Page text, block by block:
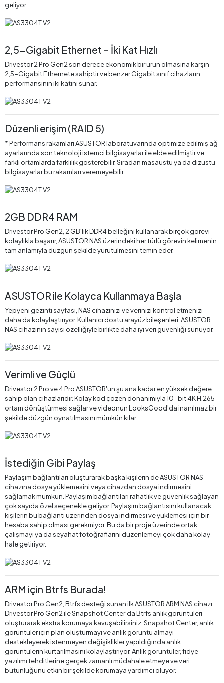
geliyor.
2,5-Gigabit Ethernet – İki Kat Hızlı
Drivestor 2 Pro Gen2 son derece ekonomik bir ürün olmasına karşın
2,5-Gigabit Ethernete sahiptir ve benzer Gigabit sınıf cihazların
performansının iki katını sunar.
Düzenli erişim (RAID 5)
* Performans rakamları ASUSTOR laboratuvarında optimize edilmiş ağ
ayarlarında son teknoloji istemci bilgisayarlar ile elde edilmiştir ve
farklı ortamlarda farklılık gösterebilir. Sıradan masaüstü ya da dizüstü
bilgisayarlar bu rakamları veremeyebilir.
2GB DDR4 RAM
Drivestor Pro Gen2, 2 GB'lık DDR4 belleğini kullanarak birçok görevi
kolaylıkla başarır, ASUSTOR NAS üzerindeki her türlü görevin kelimenin
tam anlamıyla düzgün şekilde yürütülmesini temin eder.
ASUSTOR ile Kolayca Kullanmaya Başla
Yepyeni gezinti sayfası, NAS cihazınızı ve verinizi kontrol etmenizi
daha da kolaylaştırıyor. Kullanıcı dostu arayüz bileşenleri, ASUSTOR
NAS cihazının sayısı özelliğiyle birlikte daha iyi veri güvenliği sunuyor.
Verimli ve Güçlü
Drivestor 2 Pro ve 4 Pro ASUSTOR'un şu ana kadar en yüksek değere
sahip olan cihazlarıdır. Kolay kod çözen donanımıyla 10-bit 4K H.265
ortam dönüştürmesi sağlar ve videonun LooksGood'da inanılmaz bir
şekilde düzgün oynatılmasını mümkün kılar.
İstediğin Gibi Paylaş
Paylaşım bağlantıları oluşturarak başka kişilerin de ASUSTOR NAS
cihazına dosya yüklemesini veya cihazdan dosya indirmesini
sağlamak mümkün. Paylaşım bağlantıları rahatlık ve güvenlik sağlayan
çok sayıda özel seçenekle geliyor. Paylaşım bağlantısını kullanacak
kişilerin bu bağlantı üzerinden dosya indirmesi ve yüklemesi için bir
hesaba sahip olması gerekmiyor. Bu da bir proje üzerinde ortak
çalışmayı ya da seyahat fotoğraflarını düzenlemeyi çok daha kolay
hale getiriyor.
ARM için Btrfs Burada!
Drivestor Pro Gen2, Btrfs desteği sunan ilk ASUSTOR ARM NAS cihazı.
Drivestor Pro Gen2 ile Snapshot Center’da Btrfs anlık görüntüleri
oluşturarak ekstra korumaya kavuşabilirsiniz. Snapshot Center, anlık
görüntüler için plan oluşturmayı ve anlık görüntü almayı
destekleyerek istenmeyen değişiklikler yapıldığında anlık
görüntülerin kurtarılmasını kolaylaştırıyor. Anlık görüntüler, fidye
yazılımı tehditlerine gerçek zamanlı müdahale etmeye ve veri
bütünlüğünü etkin bir şekilde korumaya yardımcı oluyor.